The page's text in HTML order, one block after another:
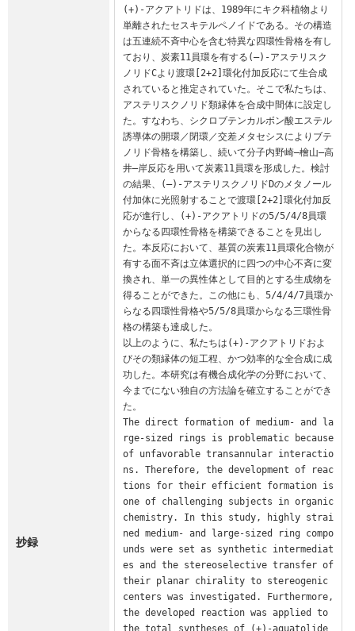
抄録
(+)-アクアトリドは、1989年にキク科植物より
単離されたセスキテルペノイドである。その構造
は五連続不斉中心を含む特異な四環性骨格を有し
ており、炭素11員環を有する(–)-アステリスク
ノリドCより渡環[2+2]環化付加反応にて生合成
されていると推定されていた。そこで私たちは、
アステリスクノリド類縁体を合成中間体に設定し
た。すなわち、シクロブテンカルボン酸エステル
誘導体の開環／閉環／交差メタセシスによりブテ
ノリド骨格を構築し、続いて分子内野崎–檜山–高
井–岸反応を用いて炭素11員環を形成した。検討
の結果、(–)-アステリスクノリドDのメタノール
付加体に光照射することで渡環[2+2]環化付加反
応が進行し、(+)-アクアトリドの5/5/4/8員環
からなる四環性骨格を構築できることを見出し
た。本反応において、基質の炭素11員環化合物が
有する面不斉は立体選択的に四つの中心不斉に変
換され、単一の異性体として目的とする生成物を
得ることができた。この他にも、5/4/4/7員環か
らなる四環性骨格や5/5/8員環からなる三環性骨
格の構築も達成した。
以上のように、私たちは(+)-アクアトリドおよ
びその類縁体の短工程、かつ効率的な全合成に成
功した。本研究は有機合成化学の分野において、
今までにない独自の方法論を確立することができ
た。
The direct formation of medium- and la
rge-sized rings is problematic because
of unfavorable transannular interactio
ns. Therefore, the development of reac
tions for their efficient formation is
one of challenging subjects in organic
chemistry. In this study, highly strai
ned medium- and large-sized ring compo
unds were set as synthetic intermediat
es and the stereoselective transfer of
their planar chirality to stereogenic
centers was investigated. Furthermore,
the developed reaction was applied to
the total syntheses of (+)-aquatolide